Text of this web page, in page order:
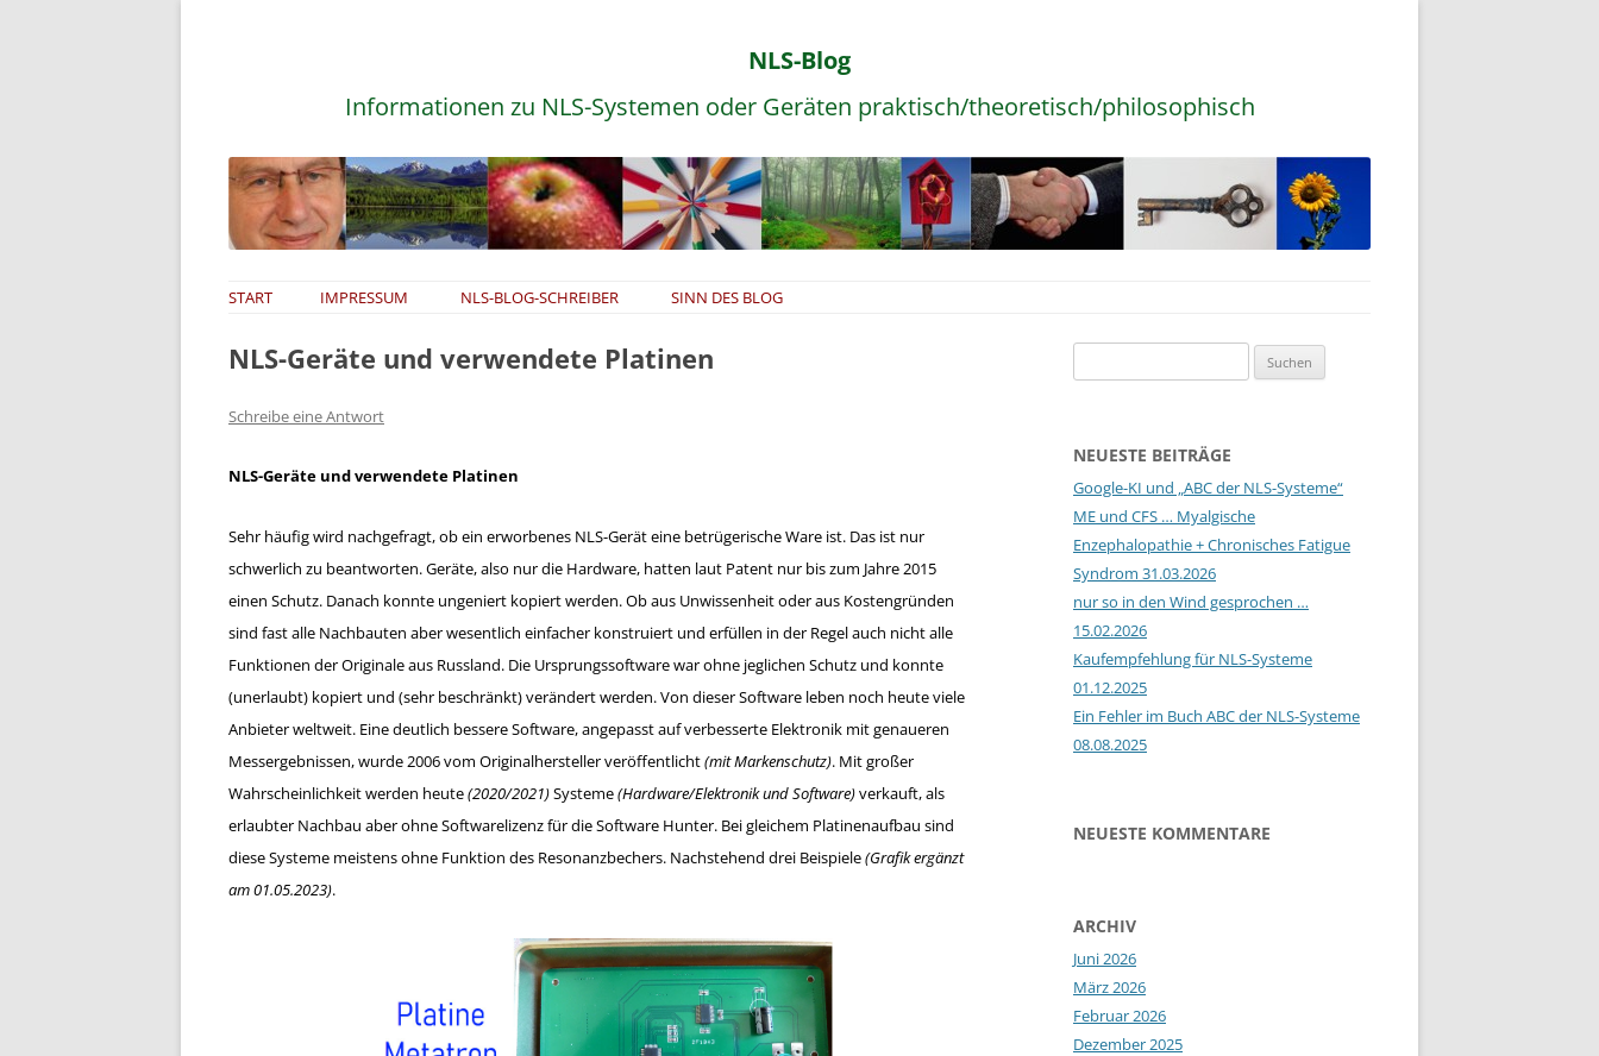
NLS-Blog
Informationen zu NLS-Systemen oder Geräten praktisch/theoretisch/philosophisch
START IMPRESSUM NLS-BLOG-SCHREIBER SINN DES BLOG
NLS-Geräte und verwendete Platinen
Schreibe eine Antwort
NLS-Geräte und verwendete Platinen
Sehr häufig wird nachgefragt, ob ein erworbenes NLS-Gerät eine betrügerische Ware ist. Das ist nur
schwerlich zu beantworten. Geräte, also nur die Hardware, hatten laut Patent nur bis zum Jahre 2015
einen Schutz. Danach konnte ungeniert kopiert werden. Ob aus Unwissenheit oder aus Kostengründen
sind fast alle Nachbauten aber wesentlich einfacher konstruiert und erfüllen in der Regel auch nicht alle
Funktionen der Originale aus Russland. Die Ursprungssoftware war ohne jeglichen Schutz und konnte
(unerlaubt) kopiert und (sehr beschränkt) verändert werden. Von dieser Software leben noch heute viele
Anbieter weltweit. Eine deutlich bessere Software, angepasst auf verbesserte Elektronik mit genaueren
Messergebnissen, wurde 2006 vom Originalhersteller veröffentlicht(mit Markenschutz). Mit großer
Wahrscheinlichkeit werden heute(2020/2021)Systeme(Hardware/Elektronik und Software)verkauft, als
erlaubter Nachbau aber ohne Softwarelizenz für die Software Hunter. Bei gleichem Platinenaufbau sind
diese Systeme meistens ohne Funktion des Resonanzbechers. Nachstehend drei Beispiele(Grafik ergänzt
am 01.05.2023).
nach:
NEUESTE BEITRÄGE
Google-KI und „ABC der NLS-Systeme“
ME und CFS … Myalgische
Enzephalopathie + Chronisches Fatigue
Syndrom 31.03.2026
nur so in den Wind gesprochen …
15.02.2026
Kaufempfehlung für NLS-Systeme
01.12.2025
Ein Fehler im Buch ABC der NLS-Systeme
08.08.2025
NEUESTE KOMMENTARE
ARCHIV
Juni 2026
März 2026
Februar 2026
Dezember 2025